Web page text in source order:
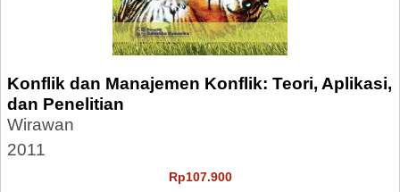
Konflik dan Manajemen Konflik: Teori, Aplikasi,
dan Penelitian
Wirawan
2011
Rp107.900